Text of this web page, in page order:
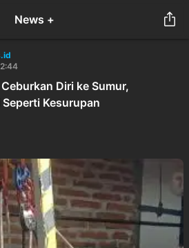
News +
Diri ke Sumur,
Kesurupan